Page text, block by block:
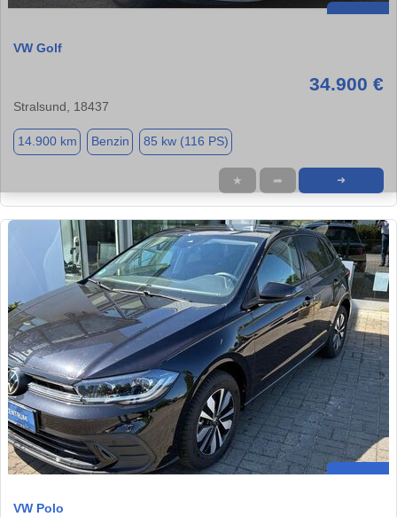
VW Golf
34.900 €
Stralsund, 18437
14.900 km Benzin 85 kw (116 PS)
★ ➦ ➜
VW Polo